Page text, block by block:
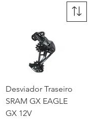
Desviador Traseiro
SRAM GX EAGLE
GX 12V